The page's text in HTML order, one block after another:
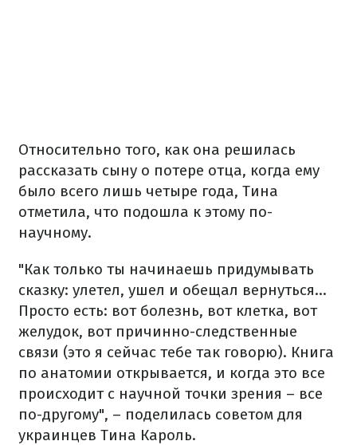
Относительно того, как она решилась
рассказать сыну о потере отца, когда ему
было всего лишь четыре года, Тина
отметила, что подошла к этому по-
научному.
"Как только ты начинаешь придумывать
сказку: улетел, ушел и обещал вернуться...
Просто есть: вот болезнь, вот клетка, вот
желудок, вот причинно-следственные
связи (это я сейчас тебе так говорю). Книга
по анатомии открывается, и когда это все
происходит с научной точки зрения – все
по-другому", – поделилась советом для
украинцев Тина Кароль.